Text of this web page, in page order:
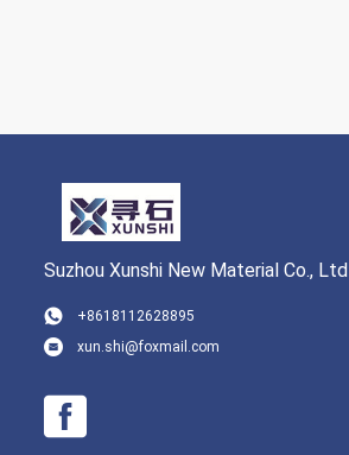
Suzhou Xunshi New Material Co., Ltd
+8618112628895
xun.shi@foxmail.com